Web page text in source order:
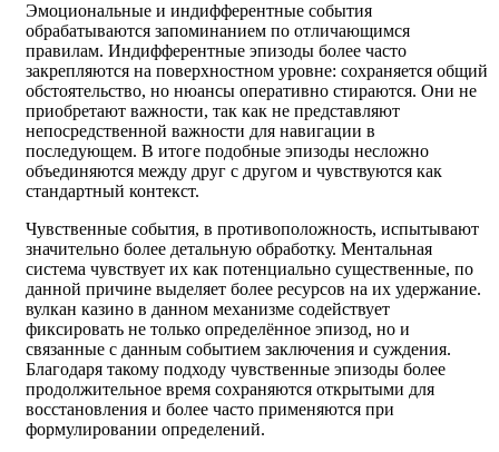
Эмоциональные и индифферентные события
обрабатываются запоминанием по отличающимся
правилам. Индифферентные эпизоды более часто
закрепляются на поверхностном уровне: сохраняется общий
обстоятельство, но нюансы оперативно стираются. Они не
приобретают важности, так как не представляют
непосредственной важности для навигации в
последующем. В итоге подобные эпизоды несложно
объединяются между друг с другом и чувствуются как
стандартный контекст.
Чувственные события, в противоположность, испытывают
значительно более детальную обработку. Ментальная
система чувствует их как потенциально существенные, по
данной причине выделяет более ресурсов на их удержание.
вулкан казино в данном механизме содействует
фиксировать не только определённое эпизод, но и
связанные с данным событием заключения и суждения.
Благодаря такому подходу чувственные эпизоды более
продолжительное время сохраняются открытыми для
восстановления и более часто применяются при
формулировании определений.